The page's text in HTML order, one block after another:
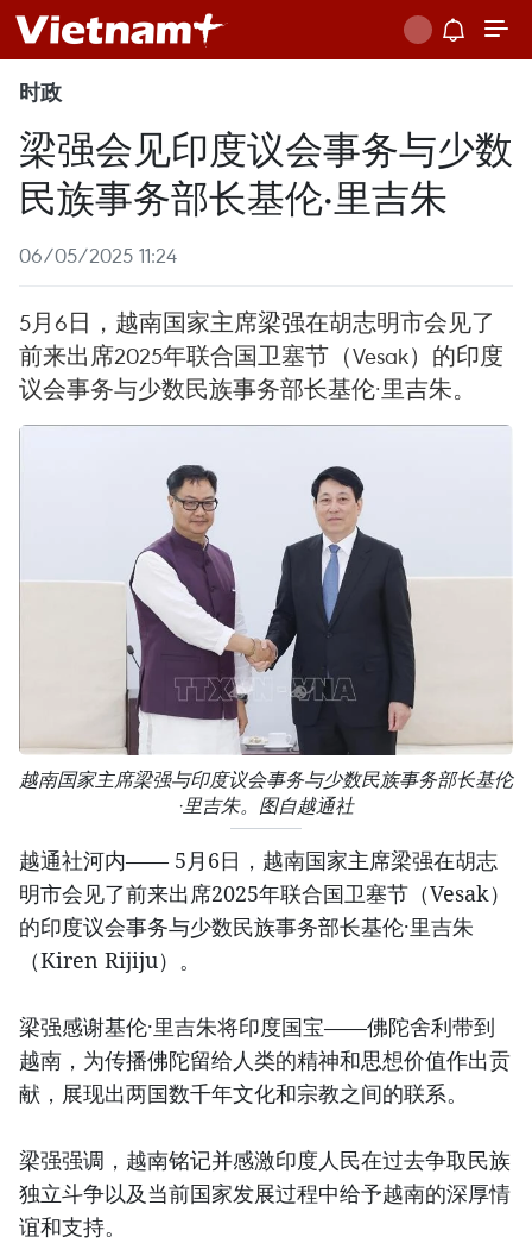
时政
梁强会见印度议会事务与少数
民族事务部长基伦·里吉朱
06/05/2025 11:24
5月6日，越南国家主席梁强在胡志明市会见了
前来出席2025年联合国卫塞节（Vesak）的印度
议会事务与少数民族事务部长基伦·里吉朱。
越南国家主席梁强与印度议会事务与少数民族事务部长基伦
·里吉朱。图自越通社
越通社河内—— 5月6日，越南国家主席梁强在胡志
明市会见了前来出席2025年联合国卫塞节（Vesak）
的印度议会事务与少数民族事务部长基伦·里吉朱
（Kiren Rijiju）。
梁强感谢基伦·里吉朱将印度国宝——佛陀舍利带到
越南，为传播佛陀留给人类的精神和思想价值作出贡
献，展现出两国数千年文化和宗教之间的联系。
梁强强调，越南铭记并感激印度人民在过去争取民族
独立斗争以及当前国家发展过程中给予越南的深厚情
谊和支持。